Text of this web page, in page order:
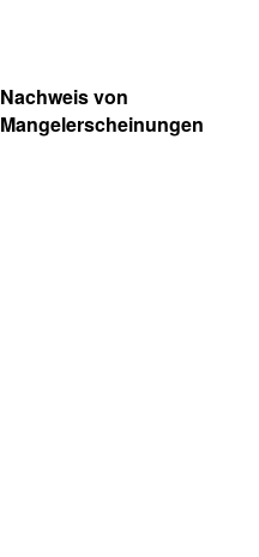
Nachweis von
Mangelerscheinungen